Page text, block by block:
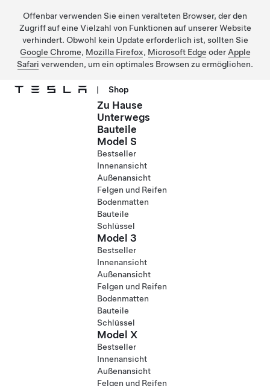
Offenbar verwenden Sie einen veralteten Browser, der den
Zugriff auf eine Vielzahl von Funktionen auf unserer Website
verhindert. Obwohl kein Update erforderlich ist, sollten Sie
Google Chrome, Mozilla Firefox, Microsoft Edge oder Apple
Safari verwenden, um ein optimales Browsen zu ermöglichen.
| Shop
Zu Hause
Unterwegs
Bauteile
Model S
Bestseller
Innenansicht
Außenansicht
Felgen und Reifen
Bodenmatten
Bauteile
Schlüssel
Model 3
Bestseller
Innenansicht
Außenansicht
Felgen und Reifen
Bodenmatten
Bauteile
Schlüssel
Model X
Bestseller
Innenansicht
Außenansicht
Felgen und Reifen